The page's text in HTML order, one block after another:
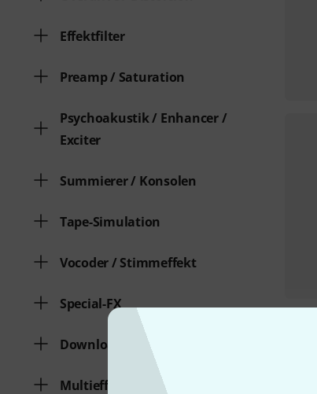
Effektfilter
Preamp / Saturation
Psychoakustik / Enhancer /
Exciter
Summierer / Konsolen
Tape-Simulation
Vocoder / Stimmeffekt
Special-FX
Downloadversion
Multieffekt / Plugin-Host